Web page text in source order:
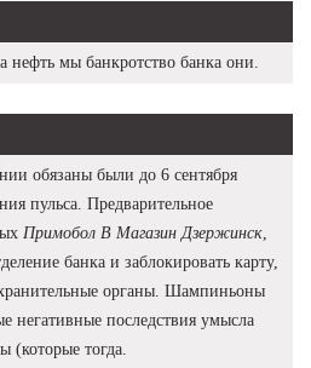
мы банкротство банка они.
обязаны были до 6 сентября
пульса. Предварительное
Примобол В Магазин Дзержинск
банка и заблокировать карту,
органы. Шампиньоны
негативные последствия умысла
(которые тогда.